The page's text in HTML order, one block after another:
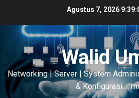
content
Agustus 7, 2026
Walid
Networking | Server | System
& Konfigurasi….